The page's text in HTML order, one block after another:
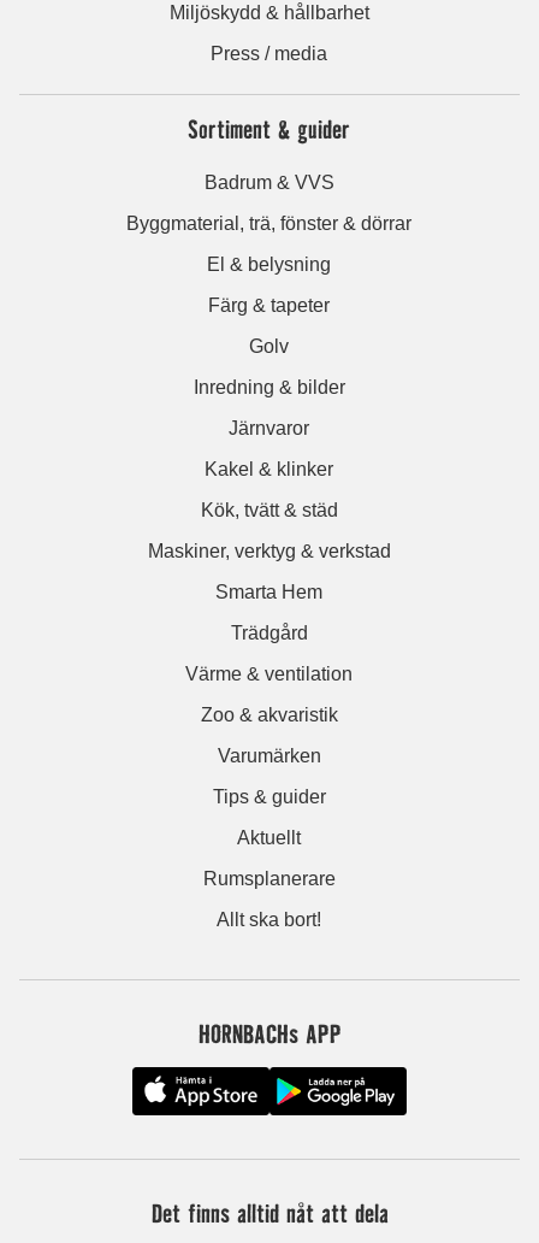
Miljöskydd & hållbarhet
Press / media
Sortiment & guider
Badrum & VVS
Byggmaterial, trä, fönster & dörrar
El & belysning
Färg & tapeter
Golv
Inredning & bilder
Järnvaror
Kakel & klinker
Kök, tvätt & städ
Maskiner, verktyg & verkstad
Smarta Hem
Trädgård
Värme & ventilation
Zoo & akvaristik
Varumärken
Tips & guider
Aktuellt
Rumsplanerare
Allt ska bort!
HORNBACHs APP
Det finns alltid nåt att dela